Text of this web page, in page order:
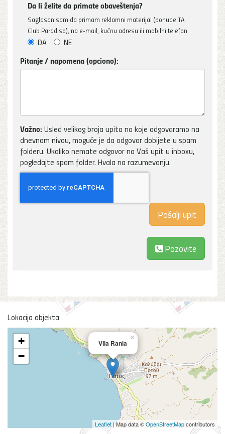
Da li želite da primate obaveštenja?
Saglasan sam da primam reklamni materijal (ponude TA
Club Paradiso), na e-mail, kućnu adresu ili mobilni telefon
DA NE
Pitanje / napomena (opciono):
Važno: Usled velikog broja upita na koje odgovaramo na
dnevnom nivou, moguće je da odgovor dobijete u spam
folderu. Ukoliko nemate odgovor na Vaš upit u inboxu,
pogledajte spam folder. Hvala na razumevanju.
Pozovite
Lokacija objekta
Vila Rania
×
+
−
Leaflet | Map data ©OpenStreetMapcontributors